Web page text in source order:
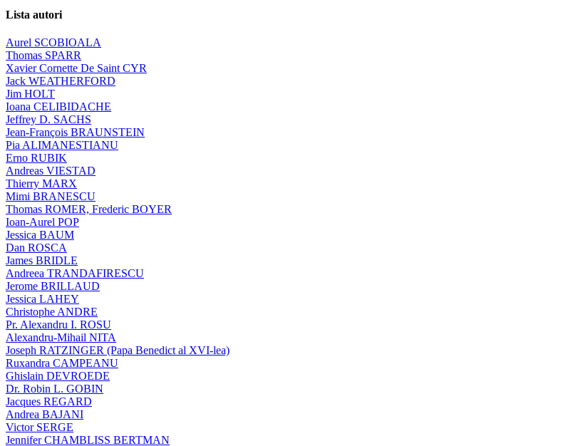
Lista autori
Aurel SCOBIOALA
Thomas SPARR
Xavier Cornette De Saint CYR
Jack WEATHERFORD
Jim HOLT
Ioana CELIBIDACHE
Jeffrey D. SACHS
Jean-François BRAUNSTEIN
Pia ALIMANESTIANU
Erno RUBIK
Andreas VIESTAD
Thierry MARX
Mimi BRANESCU
Thomas ROMER, Frederic BOYER
Ioan-Aurel POP
Jessica BAUM
Dan ROSCA
James BRIDLE
Andreea TRANDAFIRESCU
Jerome BRILLAUD
Jessica LAHEY
Christophe ANDRE
Pr. Alexandru I. ROSU
Alexandru-Mihail NITA
Joseph RATZINGER (Papa Benedict al XVI-lea)
Ruxandra CAMPEANU
Ghislain DEVROEDE
Dr. Robin L. GOBIN
Jacques REGARD
Andrea BAJANI
Victor SERGE
Jennifer CHAMBLISS BERTMAN